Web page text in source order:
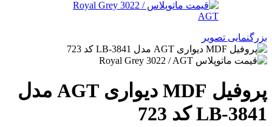
بزرگنمایی تصویر
پروفیل MDF دیواری AGT مدل
LB-3841 کد 723